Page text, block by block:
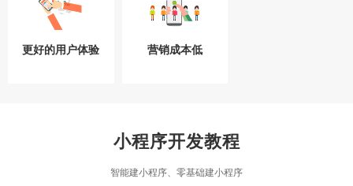
更好的用户体验 营销成本低
小程序开发教程
智能建小程序、零基础建小程序